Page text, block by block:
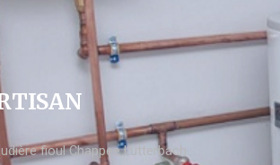
fioul Chappee Lutterbach